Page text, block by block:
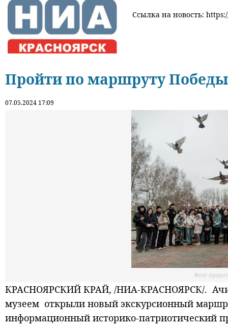
Ссылка на новость:
Пройти по маршруту Победы
07.05.2024 17:09
Фото
КРАСНОЯРСКИЙ КРАЙ, /НИА-КРАСНОЯРСК/.
музеем открыли новый экскурсионный
информационный историко-патриотический